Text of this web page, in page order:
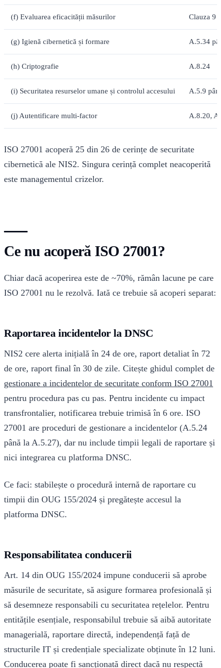
(f) Evaluarea eficacității măsurilor Clauza 9
(g) Igienă cibernetică și formare A.5.34
(h) Criptografie A.8.24
(i) Securitatea resurselor umane și controlul accesului A.5.9
(j) Autentificare multi-factor A.8.20,
ISO 27001 acoperă 25 din 26 de cerințe de securitate
cibernetică ale NIS2. Singura cerință complet neacoperită
este managementul crizelor.
Ce nu acoperă ISO 27001?
Chiar dacă acoperirea este de ~70%, rămân lacune pe care
ISO 27001 nu le rezolvă. Iată ce trebuie să acoperi separat:
Raportarea incidentelor la DNSC
NIS2 cere alerta inițială în 24 de ore, raport detaliat în 72
de ore, raport final în 30 de zile. Citește ghidul complet de
gestionare a incidentelor de securitate conform ISO 27001
pentru procedura pas cu pas. Pentru incidente cu impact
transfrontalier, notificarea trebuie trimisă în 6 ore. ISO
27001 are proceduri de gestionare a incidentelor (A.5.24
până la A.5.27), dar nu include timpii legali de raportare și
nici integrarea cu platforma DNSC.
Ce faci: stabilește o procedură internă de raportare cu
timpii din OUG 155/2024 și pregătește accesul la
platforma DNSC.
Responsabilitatea conducerii
Art. 14 din OUG 155/2024 impune conducerii să aprobe
măsurile de securitate, să asigure formarea profesională și
să desemneze responsabili cu securitatea rețelelor. Pentru
entitățile esențiale, responsabilul trebuie să aibă autoritate
managerială, raportare directă, independență față de
structurile IT și credențiale specializate obținute în 12 luni.
Conducerea poate fi sancționată direct dacă nu respectă